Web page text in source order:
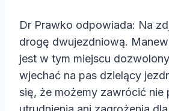
Dr Prawko odpowiada: Na
drogę dwujezdniową.
jest w tym miejscu
wjechać na pas dzielący
się, że możemy zawrócić nie